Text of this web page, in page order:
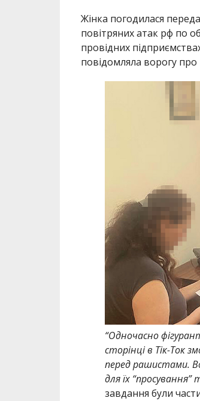
Жінка погодилася
повітряних атак рф по
провідних
повідомляла ворогу про
“Одночасно
сторінці в Тік-Ток
перед рашистами.
для їх
завдання були